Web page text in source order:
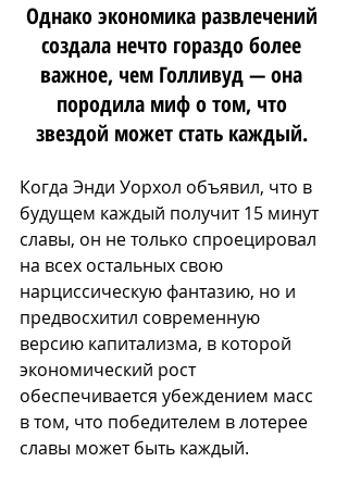
Однако экономика развлечений
создала нечто гораздо более
важное, чем Голливуд — она
породила миф о том, что
звездой может стать каждый.
Когда Энди Уорхол объявил, что в
будущем каждый получит 15 минут
славы, он не только спроецировал
на всех остальных свою
нарциссическую фантазию, но и
предвосхитил современную
версию капитализма, в которой
экономический рост
обеспечивается убеждением масс
в том, что победителем в лотерее
славы может быть каждый.